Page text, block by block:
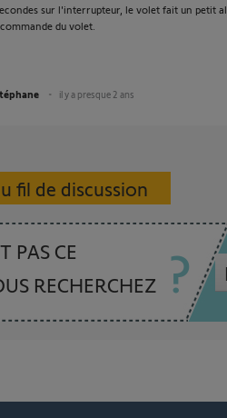
sur l'interrupteur, le volet fait un petit
du volet.
il y a presque 2 ans
fil de discussion
PAS CE
RECHERCHEZ